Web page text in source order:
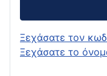
Ξεχάσατε τον
Ξεχάσατε το